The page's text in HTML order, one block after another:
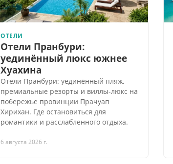
ОТЕЛИ
Отели Пранбури:
уединённый люкс южнее
Хуахина
Отели Пранбури: уединённый пляж,
премиальные резорты и виллы-люкс на
побережье провинции Прачуап
Хирихан. Где остановиться для
романтики и расслабленного отдыха.
6 августа 2026 г.